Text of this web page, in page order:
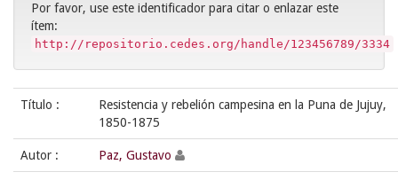
Por favor, use este identificador para citar o enlazar este
ítem:
http://repositorio.cedes.org/handle/123456789/3334
Título :
Resistencia y rebelión campesina en la Puna de Jujuy,
1850-1875
Autor : Paz, Gustavo